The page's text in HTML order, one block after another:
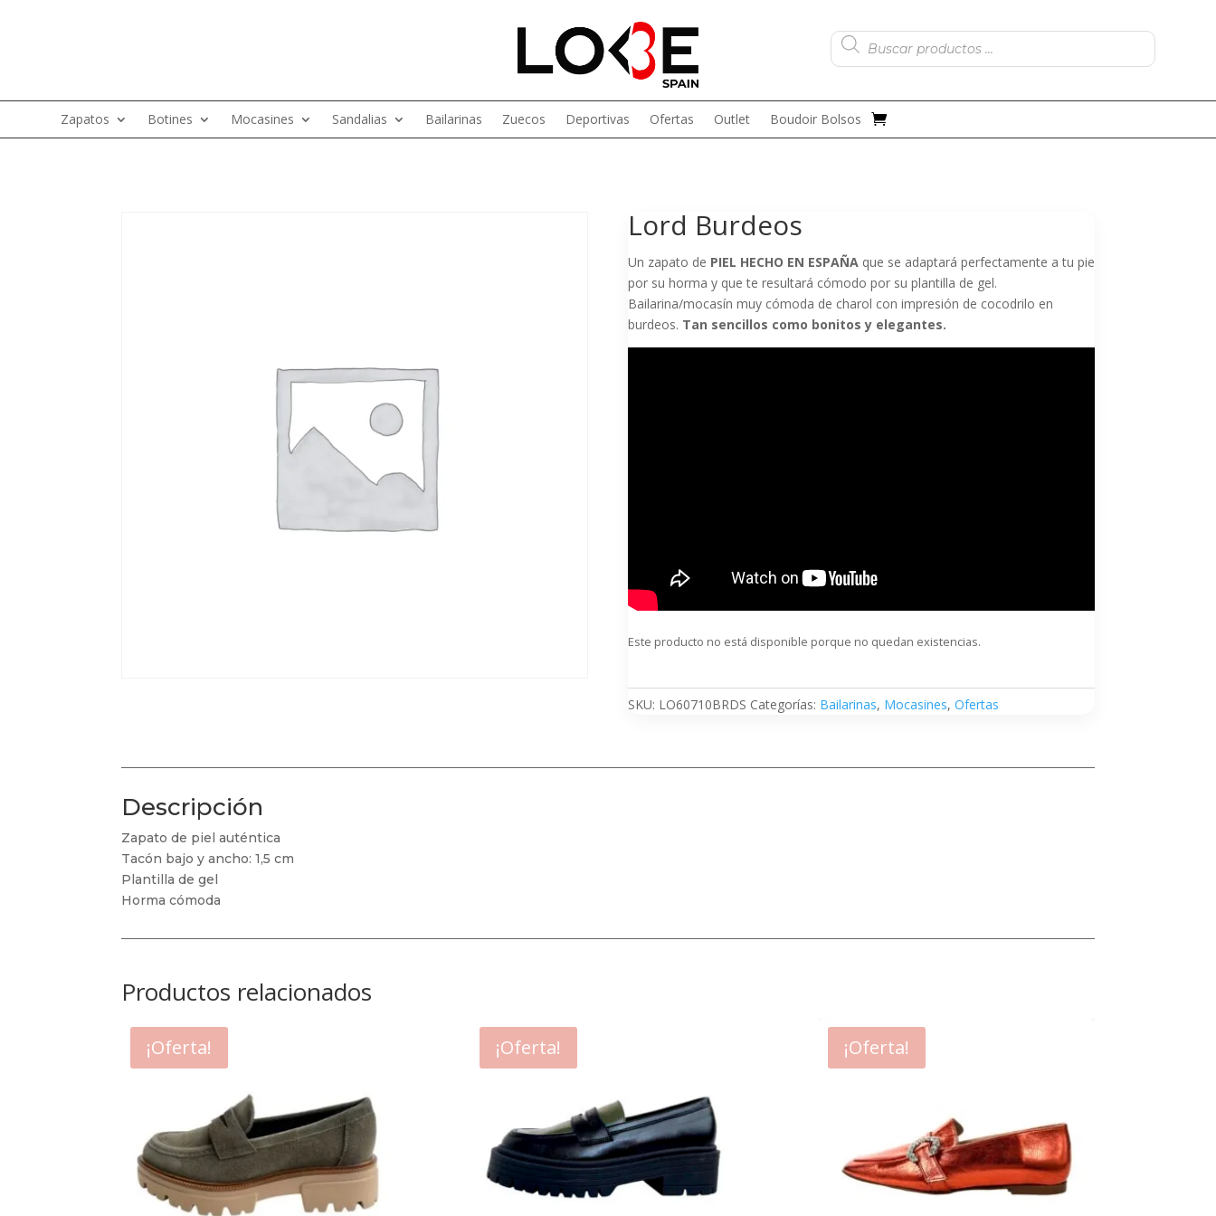
Búsqueda
de
productos
Zapatos Botines Mocasines Sandalias Bailarinas Zuecos Deportivas Ofertas Outlet Boudoir Bolsos
Lord Burdeos
Un zapato de PIEL HECHO EN ESPAÑA que se adaptará perfectamente a tu pie
por su horma y que te resultará cómodo por su plantilla de gel.
Bailarina/mocasín muy cómoda de charol con impresión de cocodrilo en
burdeos. Tan sencillos como bonitos y elegantes.
Este producto no está disponible porque no quedan existencias.
SKU: LO60710BRDS Categorías: Bailarinas, Mocasines, Ofertas
Descripción
Zapato de piel auténtica
Tacón bajo y ancho: 1,5 cm
Plantilla de gel
Horma cómoda
Productos relacionados
¡Oferta! ¡Oferta! ¡Oferta!